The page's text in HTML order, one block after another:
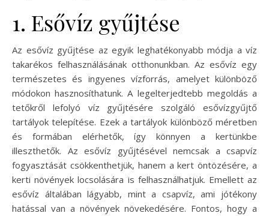
1. Esővíz gyűjtése
Az esővíz gyűjtése az egyik leghatékonyabb módja a víz
takarékos felhasználásának otthonunkban. Az esővíz egy
természetes és ingyenes vízforrás, amelyet különböző
módokon hasznosíthatunk. A legelterjedtebb megoldás a
tetőkről lefolyó víz gyűjtésére szolgáló esővízgyűjtő
tartályok telepítése. Ezek a tartályok különböző méretben
és formában elérhetők, így könnyen a kertünkbe
illeszthetők. Az esővíz gyűjtésével nemcsak a csapvíz
fogyasztását csökkenthetjük, hanem a kert öntözésére, a
kerti növények locsolására is felhasználhatjuk. Emellett az
esővíz általában lágyabb, mint a csapvíz, ami jótékony
hatással van a növények növekedésére. Fontos, hogy a